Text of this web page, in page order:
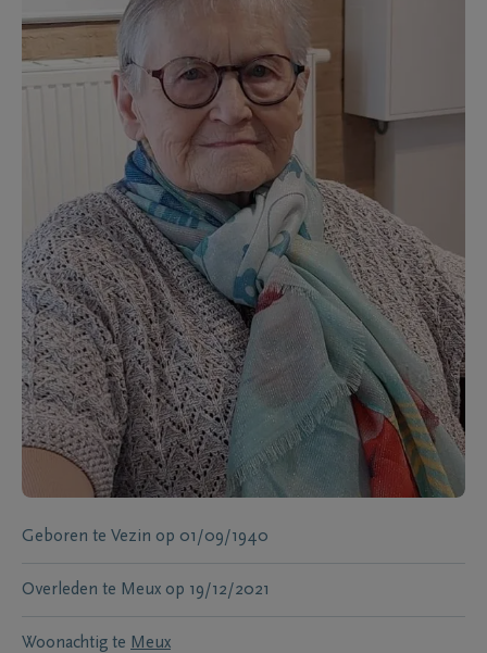
Geboren te Vezin op 01/09/1940
Overleden te Meux op 19/12/2021
Woonachtig te Meux